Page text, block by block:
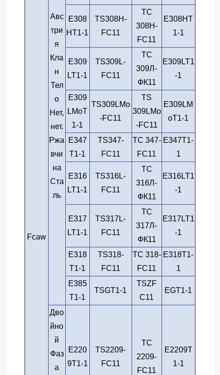
Fcaw
Авс
три
я
Кла
н
Тел
о
Нет,
нет.
Ржа
вчи
на
Ста
ль
E308
HT1-1
TS308H-
FC11
ТС
308H-
FC11
E308HT
1-1
E309
LT1-1
TS309L-
FC11
ТС
309Л-
ФК11
E309LT1
-1
E309
LMoT
1-1
TS309LMo
-FC11
TS
309LMo
-FC11
E309LM
oT1-1
E347
T1-1
TS347-
FC11
ТС 347-
FC11
E347T1-
1
E316
LT1-1
TS316L-
FC11
ТС
316Л-
ФК11
E316LT1
-1
E317
LT1-1
TS317L-
FC11
ТС
317Л-
ФК11
E317LT1
-1
E318
T1-1
TS318-
FC11
ТС 318-
FC11
E318T1-
1
E385
T1-1
TSGT1-1
TSZF
C11
EGT1-1
Дво
йно
й
Фаз
а
E220
9T1-1
TS2209-
FC11
ТС
2209-
FC11
E2209T
1-1